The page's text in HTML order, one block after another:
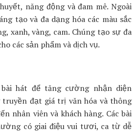
năng động và đam mê. Ngoài
tạo và đa dạng hóa các màu sắc
xanh, vàng, cam. Chúng tạo sự đa
các sản phẩm và dịch vụ.
hát để tăng cường nhận diện
đạt giá trị văn hóa và thông
nhân viên và khách hàng. Các bài
có giai điệu vui tươi, ca từ dễ